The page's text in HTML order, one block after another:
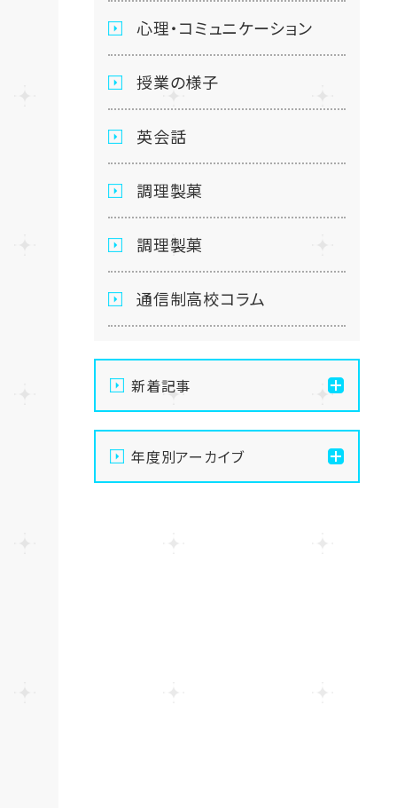
心理・コミュニケーション
授業の様子
英会話
調理製菓
調理製菓
通信制高校コラム
新着記事
【大宮】俺たちの夏は終わ
らない！8月後半のおすすめ
体験授業
年度別アーカイブ